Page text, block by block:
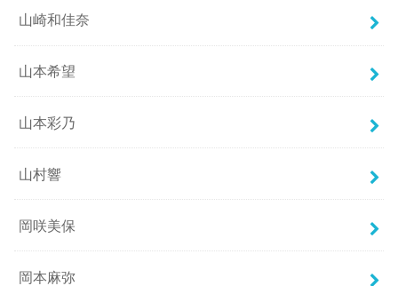
山崎和佳奈
山本希望
山本彩乃
山村響
岡咲美保
岡本麻弥